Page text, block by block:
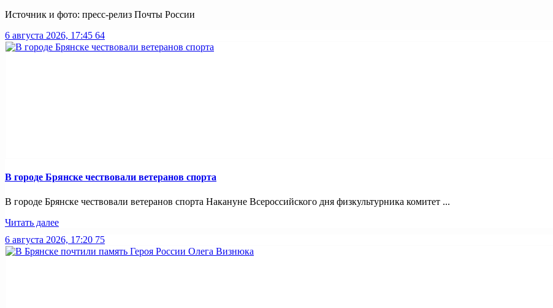
Источник и фото: пресс-релиз Почты России
6 августа 2026, 17:45 64
В городе Брянске чествовали ветеранов спорта
В городе Брянске чествовали ветеранов спорта Накануне Всероссийского дня физкультурника комитет ...
Читать далее
6 августа 2026, 17:20 75